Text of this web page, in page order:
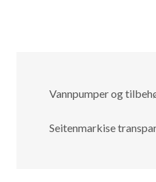
Vannpumper og
Seitenmarkise